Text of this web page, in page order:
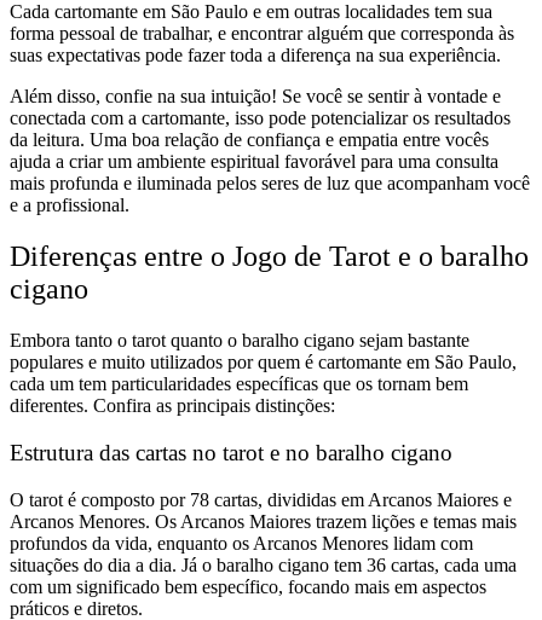
Cada cartomante em São Paulo e em outras localidades tem sua
forma pessoal de trabalhar, e encontrar alguém que corresponda às
suas expectativas pode fazer toda a diferença na sua experiência.
Além disso, confie na sua intuição! Se você se sentir à vontade e
conectada com a cartomante, isso pode potencializar os resultados
da leitura. Uma boa relação de confiança e empatia entre vocês
ajuda a criar um ambiente espiritual favorável para uma consulta
mais profunda e iluminada pelos seres de luz que acompanham você
e a profissional.
Diferenças entre o Jogo de Tarot e o baralho
cigano
Embora tanto o tarot quanto o baralho cigano sejam bastante
populares e muito utilizados por quem é cartomante em São Paulo,
cada um tem particularidades específicas que os tornam bem
diferentes. Confira as principais distinções:
Estrutura das cartas no tarot e no baralho cigano
O tarot é composto por 78 cartas, divididas em Arcanos Maiores e
Arcanos Menores. Os Arcanos Maiores trazem lições e temas mais
profundos da vida, enquanto os Arcanos Menores lidam com
situações do dia a dia. Já o baralho cigano tem 36 cartas, cada uma
com um significado bem específico, focando mais em aspectos
práticos e diretos.